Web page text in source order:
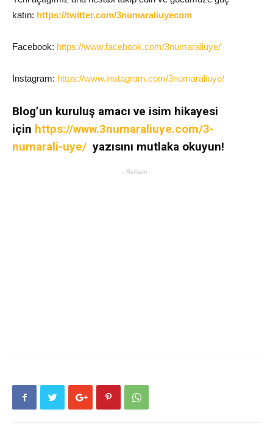
katın: https://twitter.com/3numaraliuyecom
Facebook: https://www.facebook.com/3numaraliuye/
İnstagram: https://www.instagram.com/3numaraliuye/
Blog’un kuruluş amacı ve isim hikayesi
için https://www.3numaraliuye.com/3-
numarali-uye/ yazısını mutlaka okuyun!
- Reklam -